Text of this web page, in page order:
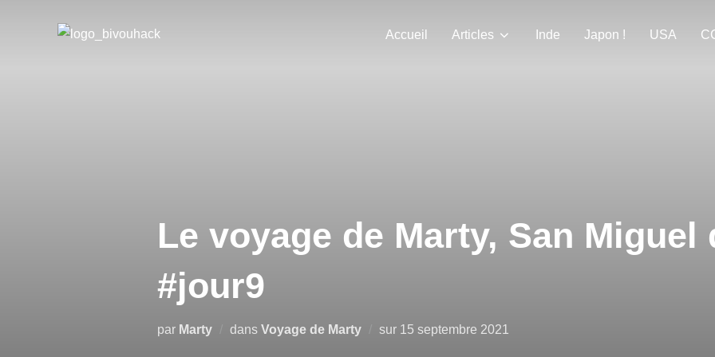
Accueil Articles Inde Japon ! USA
Le voyage de Marty, San Miguel
#jour9
par Marty dans Voyage de Marty sur Publié
15 septembre 2021